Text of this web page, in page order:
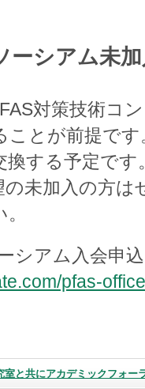
ーシアム未
対策技術コ
ことが前提で
換する予定です
未加入の方
シアム入会申込
pfas-
と共にアカデミックフォー